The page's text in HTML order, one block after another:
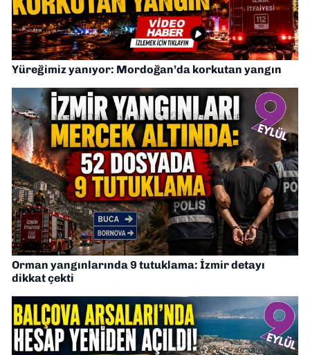
Yüreğimiz yanıyor: Mordoğan’da korkutan yangın
Orman yangınlarında 9 tutuklama: İzmir detayı
dikkat çekti